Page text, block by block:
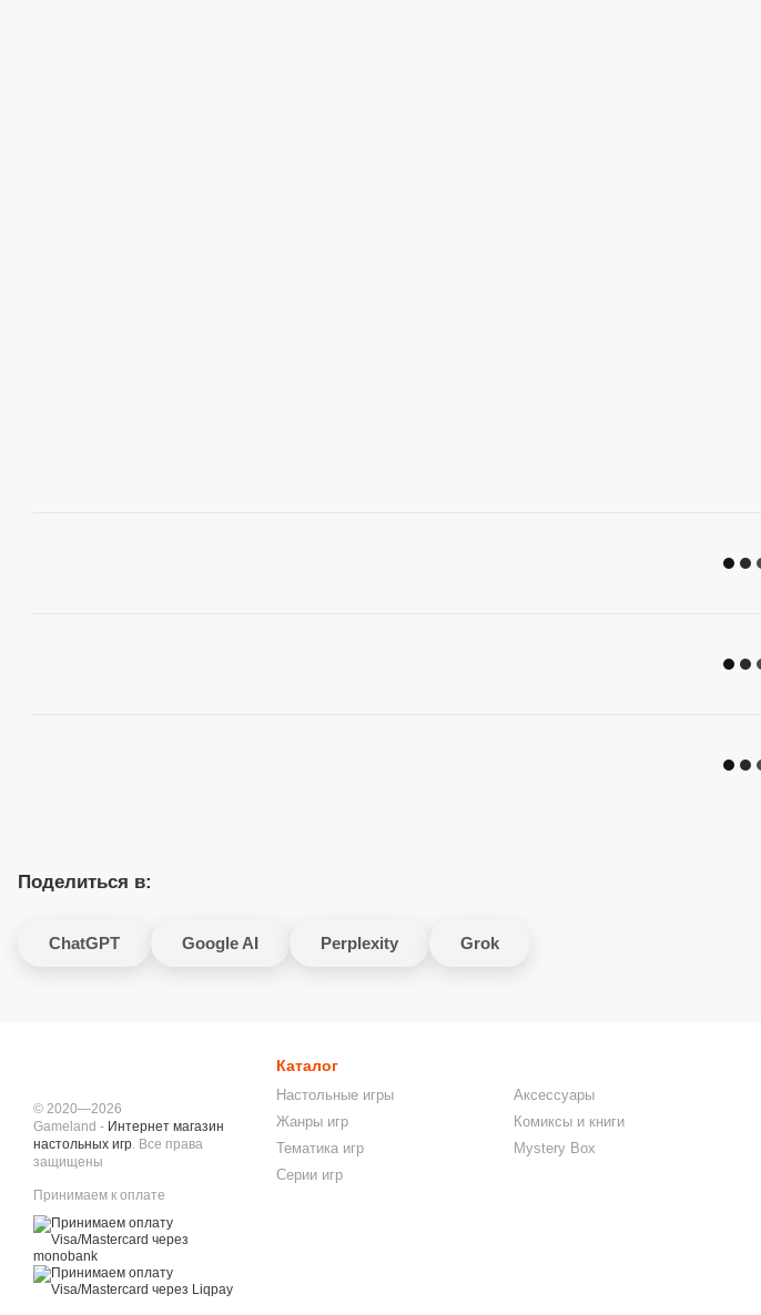
Поделиться в:
ChatGPT Google AI Perplexity Grok
© 2020—2026
Gameland - Интернет магазин
настольных игр. Все права
защищены
Принимаем к оплате
Каталог
Настольные игры
Жанры игр
Тематика игр
Серии игр
Аксессуары
Комиксы и книги
Mystery Box